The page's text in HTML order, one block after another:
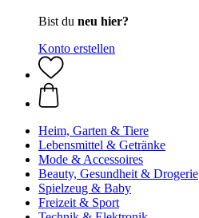
Bist du neu hier?
Konto erstellen
Heim, Garten & Tiere
Lebensmittel & Getränke
Mode & Accessoires
Beauty, Gesundheit & Drogerie
Spielzeug & Baby
Freizeit & Sport